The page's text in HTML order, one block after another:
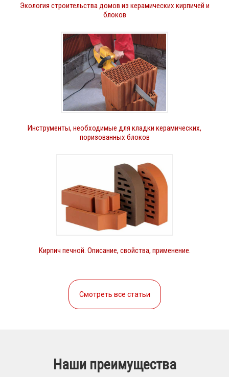
Экология строительства домов из керамических кирпичей и
блоков
Инструменты, необходимые для кладки керамических,
поризованных блоков
Кирпич печной. Описание, свойства, применение.
Смотреть все статьи
Наши преимущества